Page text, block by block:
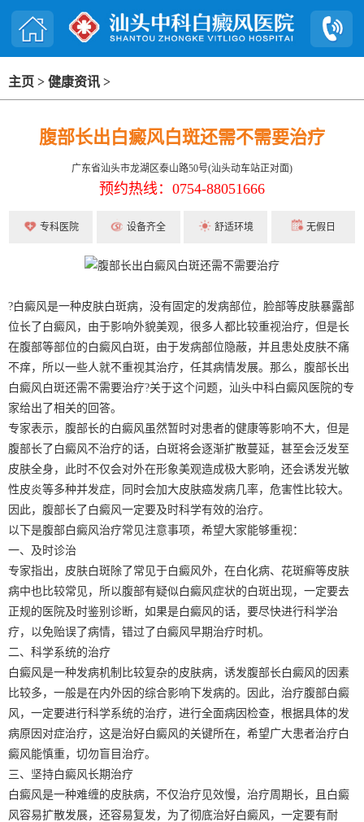
主页 > 健康资讯 >
腹部长出白癜风白斑还需不需要治疗
广东省汕头市龙湖区泰山路50号(汕头动车站正对面)
预约热线：0754-88051666
专科医院 设备齐全 舒适环境 无假日
?白癜风是一种皮肤白斑病，没有固定的发病部位，脸部等皮肤暴露部
位长了白癜风，由于影响外貌美观，很多人都比较重视治疗，但是长
在腹部等部位的白癜风白斑，由于发病部位隐蔽，并且患处皮肤不痛
不痒，所以一些人就不重视其治疗，任其病情发展。那么，腹部长出
白癜风白斑还需不需要治疗?关于这个问题，汕头中科白癜风医院的专
家给出了相关的回答。
专家表示，腹部长的白癜风虽然暂时对患者的健康等影响不大，但是
腹部长了白癜风不治疗的话，白斑将会逐渐扩散蔓延，甚至会泛发至
皮肤全身，此时不仅会对外在形象美观造成极大影响，还会诱发光敏
性皮炎等多种并发症，同时会加大皮肤癌发病几率，危害性比较大。
因此，腹部长了白癜风一定要及时科学有效的治疗。
以下是腹部白癜风治疗常见注意事项，希望大家能够重视：
一、及时诊治
专家指出，皮肤白斑除了常见于白癜风外，在白化病、花斑癣等皮肤
病中也比较常见，所以腹部有疑似白癜风症状的白斑出现，一定要去
正规的医院及时鉴别诊断，如果是白癜风的话，要尽快进行科学治
疗，以免贻误了病情，错过了白癜风早期治疗时机。
二、科学系统的治疗
白癜风是一种发病机制比较复杂的皮肤病，诱发腹部长白癜风的因素
比较多，一般是在内外因的综合影响下发病的。因此，治疗腹部白癜
风，一定要进行科学系统的治疗，进行全面病因检查，根据具体的发
病原因对症治疗，这是治好白癜风的关键所在，希望广大患者治疗白
癜风能慎重，切勿盲目治疗。
三、坚持白癜风长期治疗
白癜风是一种难缠的皮肤病，不仅治疗见效慢，治疗周期长，且白癜
风容易扩散发展，还容易复发，为了彻底治好白癜风，一定要有耐